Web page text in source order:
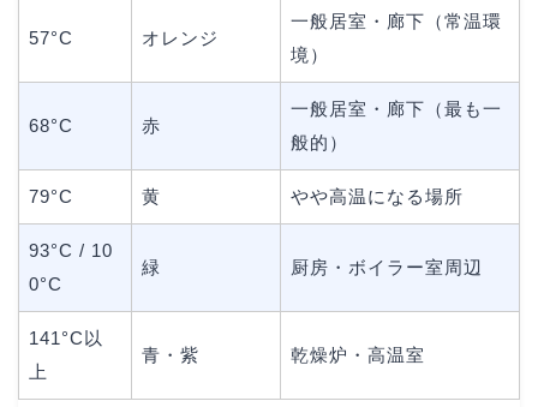
57°C オレンジ
一般居室・廊下（常温環
境）
68°C 赤
一般居室・廊下（最も一
般的）
79°C 黄 やや高温になる場所
93°C / 10
0°C
緑 厨房・ボイラー室周辺
141°C以
上
青・紫 乾燥炉・高温室